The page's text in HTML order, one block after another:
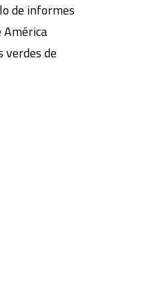
de informes
América
verdes de